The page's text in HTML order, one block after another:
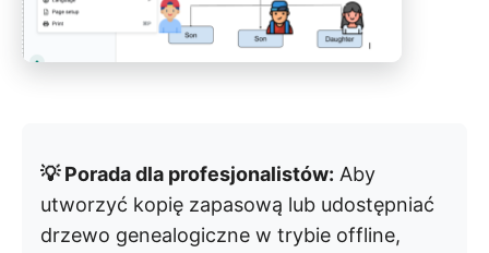
💡 Porada dla profesjonalistów: Aby
utworzyć kopię zapasową lub udostępniać
drzewo genealogiczne w trybie offline,